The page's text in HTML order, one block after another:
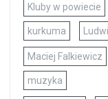
Kluby w powiecie
kurkuma
Maciej Falkiewicz
muzyka